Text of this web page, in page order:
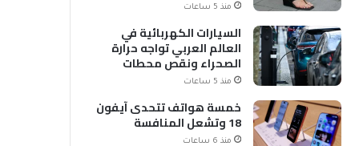
منذ 5 ساعات
السيارات الكهربائية في
العالم العربي تواجه حرارة
الصحراء ونقص محطات
الشحن
منذ 5 ساعات
خمسة هواتف تتحدى آيفون
18 وتشعل المنافسة
منذ 6 ساعات